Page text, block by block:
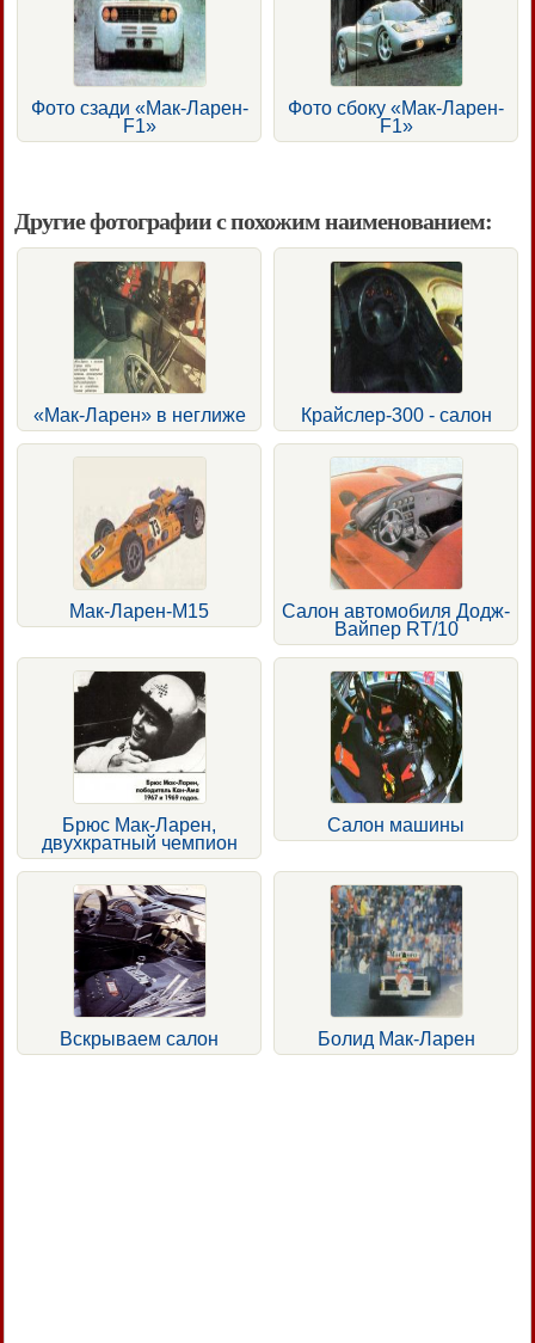
Фото сзади «Мак-Ларен-
F1»
Фото сбоку «Мак-Ларен-
F1»
Другие фотографии с похожим наименованием:
«Мак-Ларен» в неглиже Крайслер-300 - салон
Мак-Ларен-М15
Салон автомобиля Додж-
Вайпер RT/10
Брюс Мак-Ларен,
двухкратный чемпион
Салон машины
Вскрываем салон Болид Мак-Ларен